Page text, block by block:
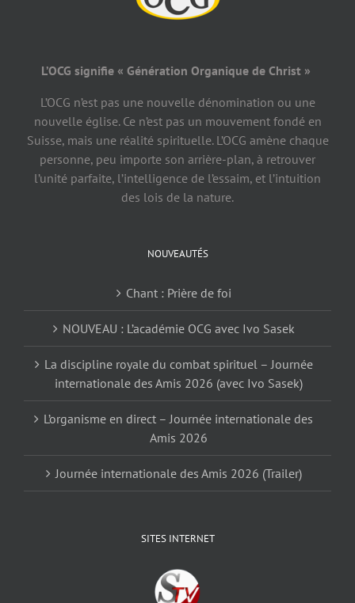
L’OCG signifie « Génération Organique de Christ »
L’OCG n’est pas une nouvelle dénomination ou une
nouvelle église. Ce n’est pas un mouvement fondé en
Suisse, mais une réalité spirituelle. L’OCG amène chaque
personne, peu importe son arrière-plan, à retrouver
l’unité parfaite, l’intelligence de l’essaim, et l’intuition
des lois de la nature.
NOUVEAUTÉS
Chant : Prière de foi
NOUVEAU : L’académie OCG avec Ivo Sasek
La discipline royale du combat spirituel – Journée
internationale des Amis 2026 (avec Ivo Sasek)
L’organisme en direct – Journée internationale des
Amis 2026
Journée internationale des Amis 2026 (Trailer)
SITES INTERNET